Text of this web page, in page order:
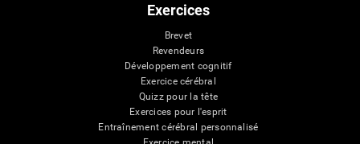
Exercices
Brevet
Revendeurs
Développement cognitif
Exercice cérébral
Quizz pour la tête
Exercices pour l'esprit
Entraînement cérébral personnalisé